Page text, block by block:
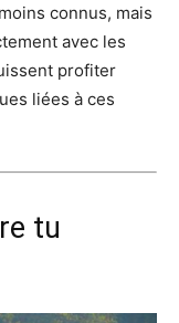
connus, mais
avec les
profiter
liées à ces
tu